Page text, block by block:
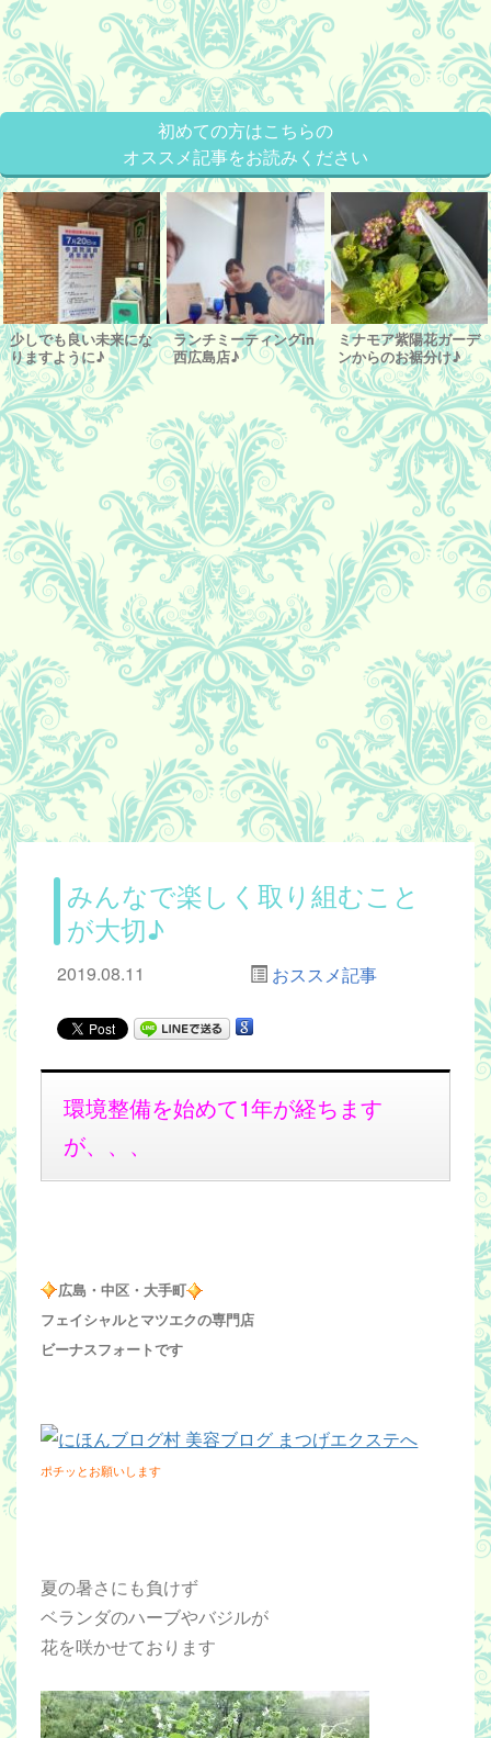
初めての方はこちらの
オススメ記事をお読みください
少しでも良い未来にな
りますように♪
ランチミーティングin
西広島店♪
ミナモア紫陽花ガーデ
ンからのお裾分け♪
みんなで楽しく取り組むこと
が大切♪
2019.08.11 おススメ記事
環境整備を始めて1年が経ちます
が、、、
広島・中区・大手町
フェイシャルとマツエクの専門店
ビーナスフォートです
ポチッとお願いします
夏の暑さにも負けず
ベランダのハーブやバジルが
花を咲かせております